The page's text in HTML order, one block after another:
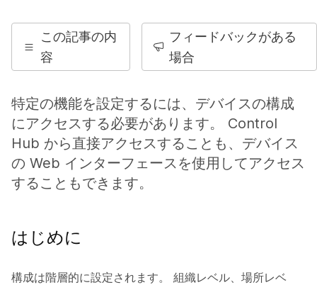
この記事の内
容
フィードバックがある
場合
特定の機能を設定するには、デバイスの構成
にアクセスする必要があります。 Control
Hub から直接アクセスすることも、デバイス
の Web インターフェースを使用してアクセス
することもできます。
はじめに
構成は階層的に設定されます。 組織レベル、場所レベ